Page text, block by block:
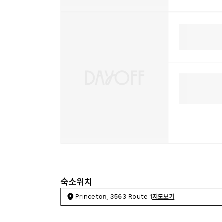
숙소위치
Princeton, 3563 Route 1지도보기